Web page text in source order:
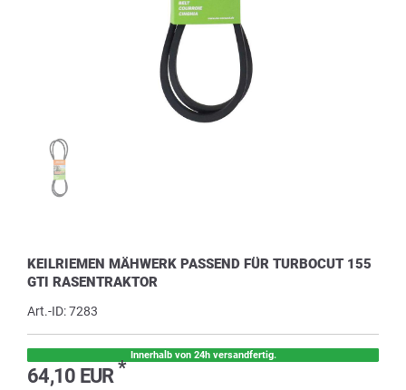
KEILRIEMEN MÄHWERK PASSEND FÜR TURBOCUT 155
GTI RASENTRAKTOR
Art.-ID:7283
Innerhalb von 24h versandfertig.
64,10 EUR*